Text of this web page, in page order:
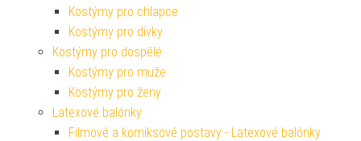
Kostýmy pro chlapce
Kostýmy pro dívky
Kostýmy pro dospělé
Kostýmy pro muže
Kostýmy pro ženy
Latexové balónky
Filmové a komiksové postavy - Latexové balónky